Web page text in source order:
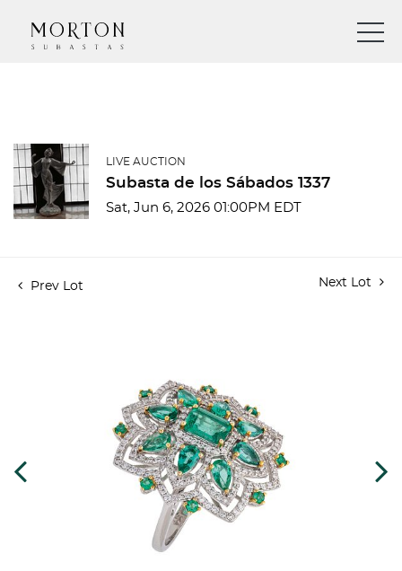
LIVE AUCTION
Subasta de los Sábados 1337
Sat, Jun 6, 2026 01:00PM EDT
Prev Lot Next Lot